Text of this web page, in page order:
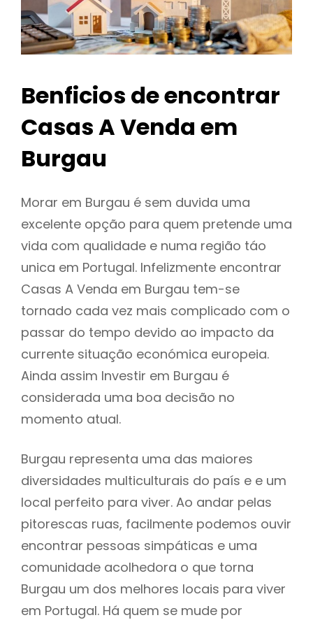
Benficios de encontrar
Casas A Venda em
Burgau
Morar em Burgau é sem duvida uma
excelente opção para quem pretende uma
vida com qualidade e numa região táo
unica em Portugal. Infelizmente encontrar
Casas A Venda em Burgau tem-se
tornado cada vez mais complicado com o
passar do tempo devido ao impacto da
currente situação económica europeia.
Ainda assim Investir em Burgau é
considerada uma boa decisão no
momento atual.
Burgau representa uma das maiores
diversidades multiculturais do país e e um
local perfeito para viver. Ao andar pelas
pitorescas ruas, facilmente podemos ouvir
encontrar pessoas simpáticas e uma
comunidade acolhedora o que torna
Burgau um dos melhores locais para viver
em Portugal. Há quem se mude por